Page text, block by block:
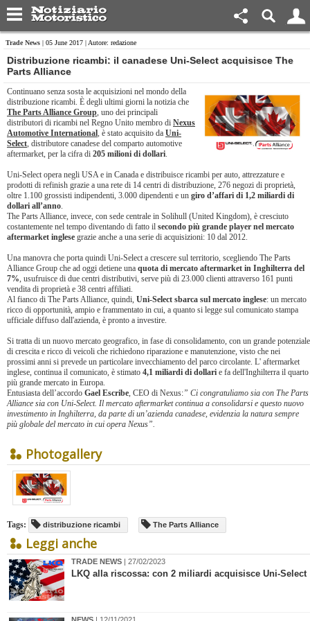
Trade News | 05 June 2017 | Autore: redazione
Distribuzione ricambi: il canadese Uni-Select acquisisce The
Parts Alliance
Continuano senza sosta le acquisizioni nel mondo della
distribuzione ricambi. È degli ultimi giorni la notizia che
The Parts Alliance Group, uno dei principali
distributori di ricambi nel Regno Unito membro di Nexus
Automotive International, è stato acquisito da Uni-
Select, distributore canadese del comparto automotive
aftermarket, per la cifra di 205 milioni di dollari.
Uni-Select opera negli USA e in Canada e distribuisce ricambi per auto, attrezzature e
prodotti di refinish grazie a una rete di 14 centri di distribuzione, 276 negozi di proprietà,
oltre 1.100 grossisti indipendenti, 3.000 dipendenti e un giro d’affari di 1,2 miliardi di
dollari all’anno.
The Parts Alliance, invece, con sede centrale in Solihull (United Kingdom), è cresciuto
costantemente nel tempo diventando di fatto il secondo più grande player nel mercato
aftermarket inglese grazie anche a una serie di acquisizioni: 10 dal 2012.
Una manovra che porta quindi Uni-Select a crescere sul territorio, scegliendo The Parts
Alliance Group che ad oggi detiene una quota di mercato aftermarket in Inghilterra del
7%, usufruisce di due centri distributivi, serve più di 23.000 clienti attraverso 161 punti
vendita di proprietà e 38 centri affiliati.
Al fianco di The Parts Alliance, quindi, Uni-Select sbarca sul mercato inglese: un mercato
ricco di opportunità, ampio e frammentato in cui, a quanto si legge sul comunicato stampa
ufficiale diffuso dall'azienda, è pronto a investire.
Si tratta di un nuovo mercato geografico, in fase di consolidamento, con un grande potenziale
di crescita e ricco di veicoli che richiedono riparazione e manutenzione, visto che nei
prossimi anni si prevede un particolare invecchiamento del parco circolante. L' aftermarket
inglese, continua il comunicato, è stimato 4,1 miliardi di dollari e fa dell'Inghilterra il quarto
più grande mercato in Europa.
Entusiasta dell’accordo Gael Escribe, CEO di Nexus:” Ci congratuliamo sia con The Parts
Alliance sia con Uni-Select. Il mercato aftermarket continua a consolidarsi e questo nuovo
investimento in Inghilterra, da parte di un’azienda canadese, evidenzia la natura sempre
più globale del mercato in cui opera Nexus”.
Photogallery
Tags: distribuzione ricambi The Parts Alliance
Leggi anche
TRADE NEWS | 27/02/2023
LKQ alla riscossa: con 2 miliardi acquisisce Uni-Select